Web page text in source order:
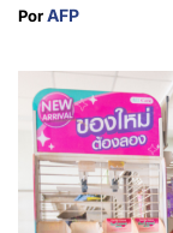
Por AFP